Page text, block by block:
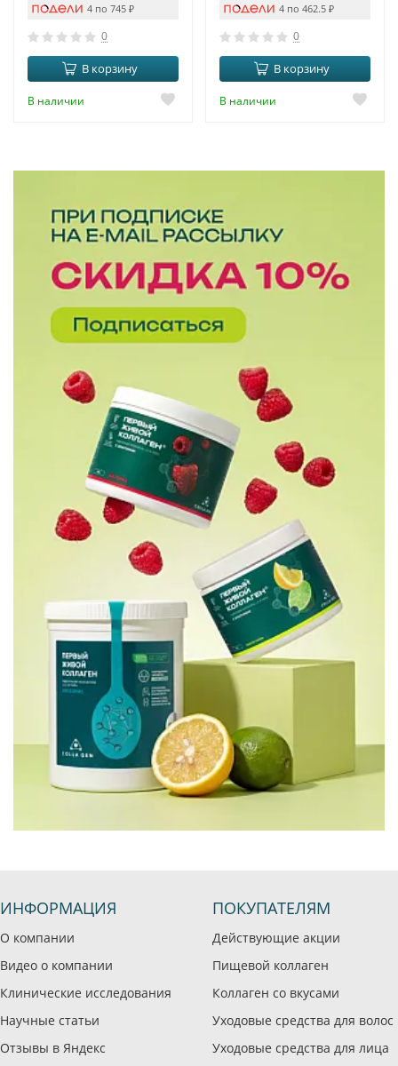
4 по 745 ₽
0
В корзину
В наличии
4 по 462.5 ₽
0
В корзину
В наличии
ИНФОРМАЦИЯ
О компании
Видео о компании
Клинические исследования
Научные статьи
Отзывы в Яндекс
ПОКУПАТЕЛЯМ
Действующие акции
Пищевой коллаген
Коллаген со вкусами
Уходовые средства для волос
Уходовые средства для лица